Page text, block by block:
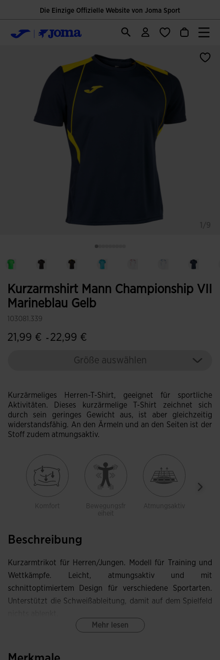
Die Einzige Offizielle Website von Joma Sport
Kurzarmshirt Mann Championship VII
Marineblau Gelb
103081.339
21,99 € - 22,99 €
Größe auswählen
Kurzärmeliges Herren-T-Shirt, geeignet für sportliche
Aktivitäten. Dieses kurzärmelige T-Shirt zeichnet sich
durch sein geringes Gewicht aus, ist aber gleichzeitig
widerstandsfähig. An den Ärmeln und an den Seiten ist der
Stoff zudem atmungsaktiv.
Komfort
Bewegungsfr
eiheit
Atmungsaktiv
Beschreibung
Kurzarmtrikot für Herren/Jungen. Modell für Training und
Wettkämpfe. Leicht, atmungsaktiv und mit
schnittoptimiertem Design für verschiedene Sportarten.
Unterstützt die Schweißableitung, damit auf dem Spielfeld
Mehr lesen